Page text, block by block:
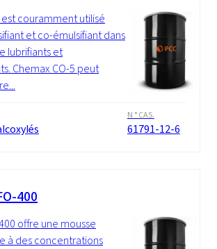
est couramment utilisé
et co-émulsifiant dans
lubrifiants et
Chemax CO-5 peut
N ° CAS.
61791-12-6
400
offre une mousse
à des concentrations